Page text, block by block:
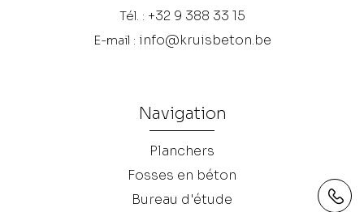
Tél. : +32 9 388 33 15
E-mail : info@kruisbeton.be
Navigation
Planchers
Fosses en béton
Bureau d'étude